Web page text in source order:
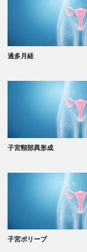
過多月経
子宮頸部異形成
子宮ポリープ